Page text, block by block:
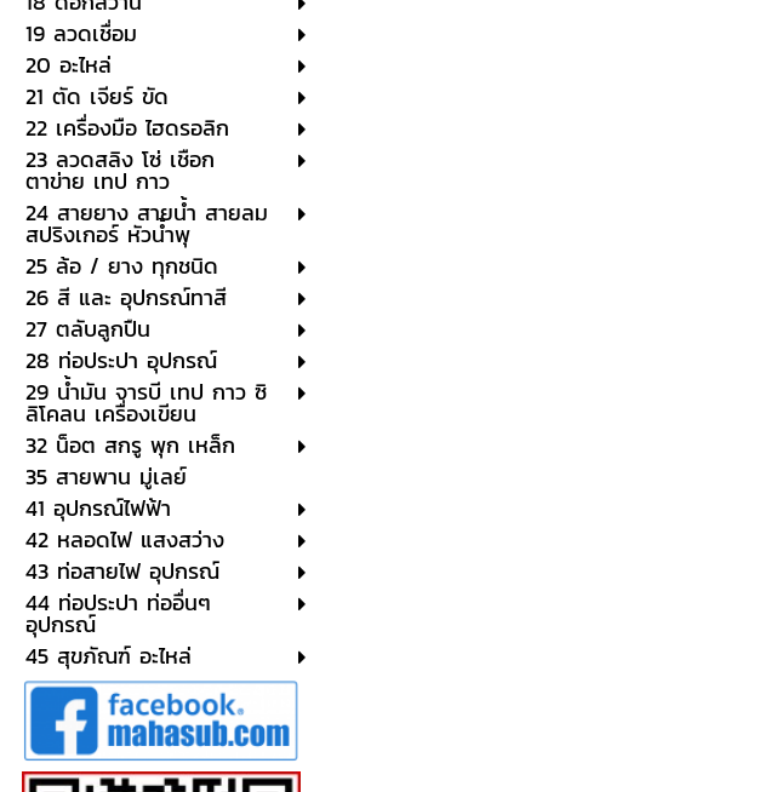
19 ลวดเชื่อม
20 อะไหล่
21 ตัด เจียร์ ขัด
22 เครื่องมือ ไฮดรอลิก
23 ลวดสลิง โซ่ เชือก
ตาข่าย เทป กาว
24 สายยาง สายน้ำ สายลม
สปริงเกอร์ หัวน้ำพุ
25 ล้อ / ยาง ทุกชนิด
26 สี และ อุปกรณ์ทาสี
27 ตลับลูกปืน
28 ท่อประปา อุปกรณ์
29 น้ำมัน จารบี เทป กาว ซิ
ลิโคลน เครื่องเขียน
32 น็อต สกรู พุก เหล็ก
35 สายพาน มู่เลย์
41 อุปกรณ์ไฟฟ้า
42 หลอดไฟ แสงสว่าง
43 ท่อสายไฟ อุปกรณ์
44 ท่อประปา ท่ออื่นๆ
อุปกรณ์
45 สุขภัณฑ์ อะไหล่